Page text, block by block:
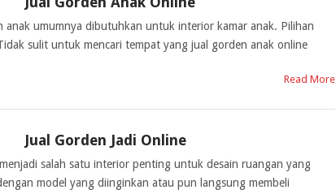
anak umumnya dibutuhkan untuk interior kamar anak. Pilihan
sulit untuk mencari tempat yang jual gorden anak online
Read More
Jual Gorden Jadi Online
salah satu interior penting untuk desain ruangan yang
model yang diinginkan atau pun langsung membeli